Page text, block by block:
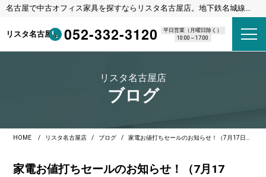
名古屋で中古オフィス家具を探すならリスタ名古屋店。地下鉄名城線
リスタ名古屋店 052-332-3120
平日営業（月曜日除く）
10:00～17:00
リスタ名古屋店
ブログ
HOME リスタ名古屋店 ブログ 家電お値打ちセールのお知らせ！（7月17日～7月21日）
家電お値打ちセールのお知らせ！（7月17